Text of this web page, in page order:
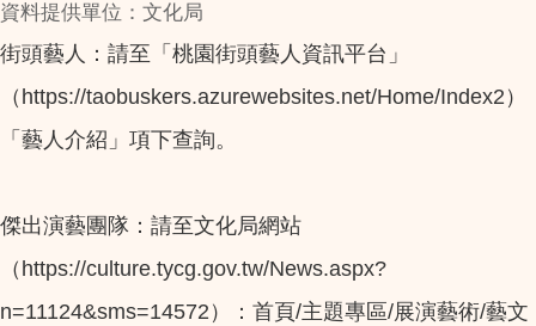
資料提供單位：文化局
街頭藝人：請至「桃園街頭藝人資訊平台」
（https://taobuskers.azurewebsites.net/Home/Index2）
「藝人介紹」項下查詢。
傑出演藝團隊：請至文化局網站
（https://culture.tycg.gov.tw/News.aspx?
n=11124&sms=14572）：首頁/主題專區/展演藝術/藝文